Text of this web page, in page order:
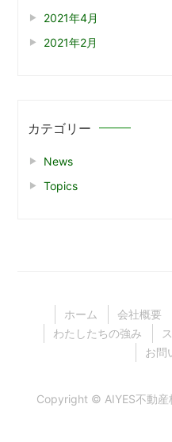
2021年4月
2021年2月
カテゴリー
News
Topics
ホーム 会社概要
わたしたちの強み
お問
Copyright © AIYES不動